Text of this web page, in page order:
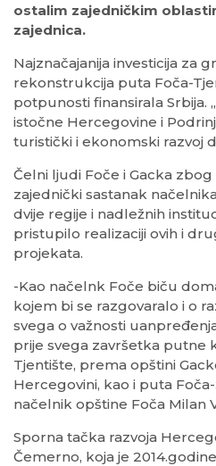
ostalim zajedničkim
zajednica.
Najznačajanija investicija za
rekonstrukcija puta Foča-
potpunosti finansirala Srbija.
istočne Hercegovine i
turistički i ekonomski razvoj
Čelni ljudi Foče i Gacka
zajednički sastanak
dvije regije i nadležnih
pristupilo realizaciji ovih i
projekata.
-Kao načelnk Foče biču
kojem bi se razgovaralo i o
svega o važnosti
prije svega završetka putne
Tjentište, prema opštini
Hercegovini, kao i puta
načelnik opštine Foča Milan
Sporna tačka razvoja
Čemerno, koja je